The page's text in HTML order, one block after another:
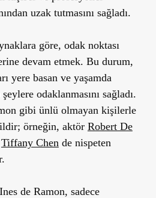
uzak tutmasını sağladı.
göre, odak noktası
devam etmek. Bu durum,
yere basan ve yaşamda
odaklanmasını sağladı.
gibi ünlü olmayan kişilerle
örneğin, aktör Robert De
Tiffany Chen de nispeten
de Ramon, sadece